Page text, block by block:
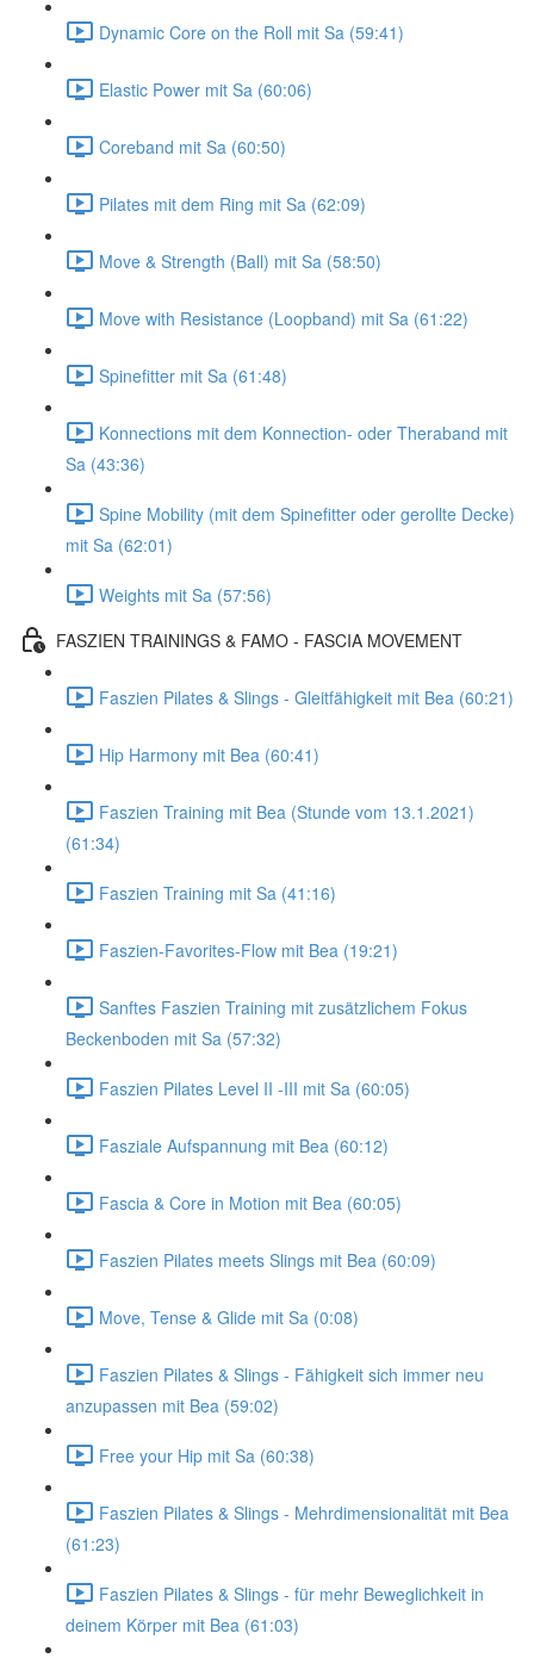
Dynamic Core on the Roll mit Sa (59:41)
Elastic Power mit Sa (60:06)
Coreband mit Sa (60:50)
Pilates mit dem Ring mit Sa (62:09)
Move & Strength (Ball) mit Sa (58:50)
Move with Resistance (Loopband) mit Sa (61:22)
Spinefitter mit Sa (61:48)
Konnections mit dem Konnection- oder Theraband mit
Sa (43:36)
Spine Mobility (mit dem Spinefitter oder gerollte Decke)
mit Sa (62:01)
Weights mit Sa (57:56)
FASZIEN TRAININGS & FAMO - FASCIA MOVEMENT
Faszien Pilates & Slings - Gleitfähigkeit mit Bea (60:21)
Hip Harmony mit Bea (60:41)
Faszien Training mit Bea (Stunde vom 13.1.2021)
(61:34)
Faszien Training mit Sa (41:16)
Faszien-Favorites-Flow mit Bea (19:21)
Sanftes Faszien Training mit zusätzlichem Fokus
Beckenboden mit Sa (57:32)
Faszien Pilates Level II -III mit Sa (60:05)
Fasziale Aufspannung mit Bea (60:12)
Fascia & Core in Motion mit Bea (60:05)
Faszien Pilates meets Slings mit Bea (60:09)
Move, Tense & Glide mit Sa (0:08)
Faszien Pilates & Slings - Fähigkeit sich immer neu
anzupassen mit Bea (59:02)
Free your Hip mit Sa (60:38)
Faszien Pilates & Slings - Mehrdimensionalität mit Bea
(61:23)
Faszien Pilates & Slings - für mehr Beweglichkeit in
deinem Körper mit Bea (61:03)